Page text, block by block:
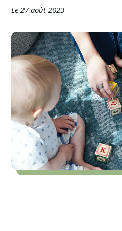
Le 27 août 2023